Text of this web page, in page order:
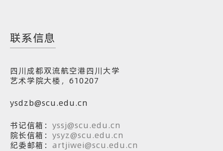
联系信息
四川成都双流航空港四川大学
艺术学院大楼，610207
ysdzb@scu.edu.cn
书记信箱： yssj@scu.edu.cn
院长信箱： ysyz@scu.edu.cn
纪委邮箱： artjiwei@scu.edu.cn